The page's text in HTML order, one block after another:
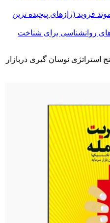
فروید (رازهای پیچیده ترین
روانشناسی برای شناخت
استراتژی نوسان گیری دربازار